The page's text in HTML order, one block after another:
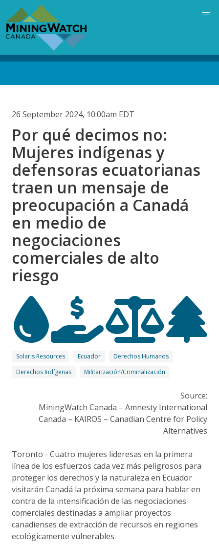
main
content
26 September 2024, 10:00am EDT
Por qué decimos no:
Mujeres indígenas y
defensoras ecuatorianas
traen un mensaje de
preocupación a Canadá
en medio de
negociaciones
comerciales de alto
riesgo
Solaris Resources Ecuador
Derechos Humanos
Derechos Indígenas
Militarización/Criminalización
Source:
MiningWatch Canada – Amnesty International
Canada – KAIROS – Canadian Centre for Policy
Alternatives
Toronto - Cuatro mujeres lideresas en la primera
línea de los esfuerzos cada vez más peligrosos para
proteger los derechos y la naturaleza en Ecuador
visitarán Canadá la próxima semana para hablar en
contra de la intensificación de las negociaciones
comerciales destinadas a ampliar proyectos
canadienses de extracción de recursos en regiones
ecológicamente vulnerables.